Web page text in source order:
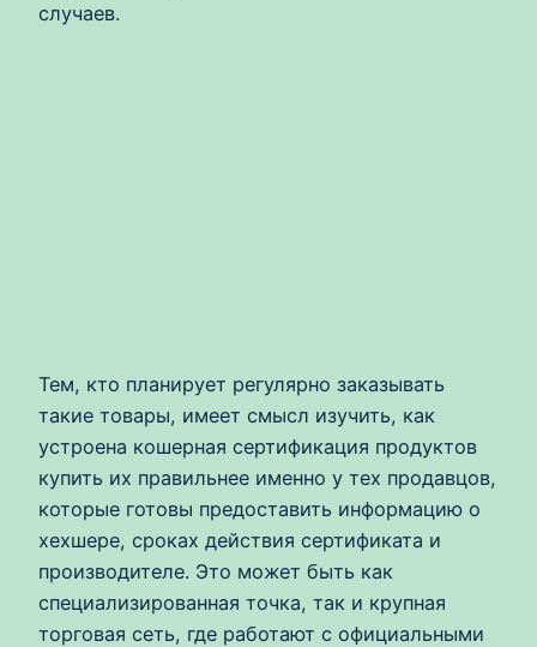
случаев.
Тем, кто планирует регулярно заказывать
такие товары, имеет смысл изучить, как
устроена кошерная сертификация продуктов
купить их правильнее именно у тех продавцов,
которые готовы предоставить информацию о
хехшере, сроках действия сертификата и
производителе. Это может быть как
специализированная точка, так и крупная
торговая сеть, где работают с официальными